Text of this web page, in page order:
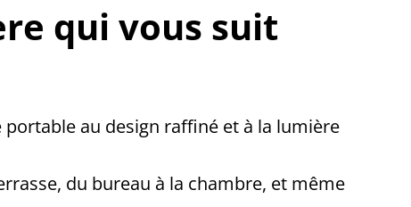
qui vous suit
portable au design raffiné et à la lumière
du bureau à la chambre, et même